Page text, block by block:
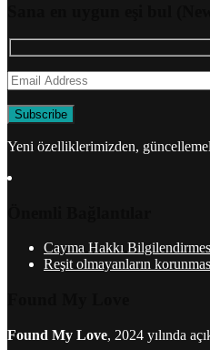
Yeni özelliklerimizden,
Cayma Hakkı
Reşit olmayanların
Found My Love, 2024 yılında